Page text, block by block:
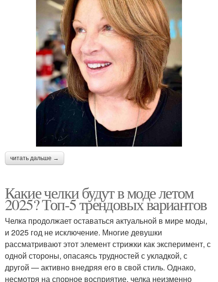
читать дальше →
Какие челки будут в моде летом
2025? Топ-5 трендовых вариантов
Челка продолжает оставаться актуальной в мире моды,
и 2025 год не исключение. Многие девушки
рассматривают этот элемент стрижки как эксперимент, с
одной стороны, опасаясь трудностей с укладкой, с
другой — активно внедряя его в свой стиль. Однако,
несмотря на спорное восприятие, челка неизменно